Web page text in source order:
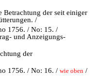
Betrachtung der seit einiger
/
1756. / No: 15. /
und Anzeigungs-
der
1756. / No: 16. / wie oben /